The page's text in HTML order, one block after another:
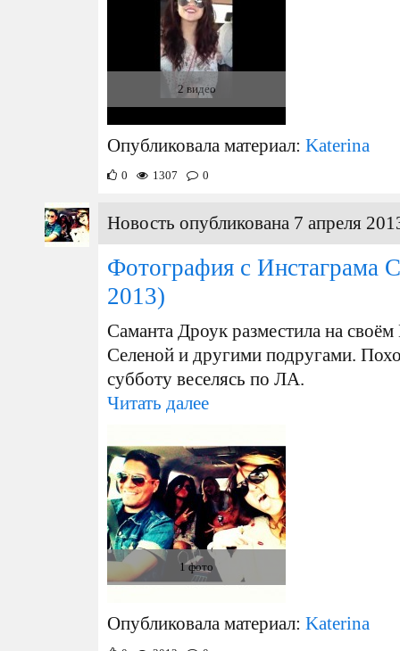
2 видео
Опубликовала материал: Katerina
0 1307 0
Новость опубликована 7 апреля
Фотография с Инстаграма
2013)
Саманта Дроук разместила на
Селеной и другими подругами.
субботу веселясь по ЛА.
Читать далее
1 фото
Опубликовала материал: Katerina